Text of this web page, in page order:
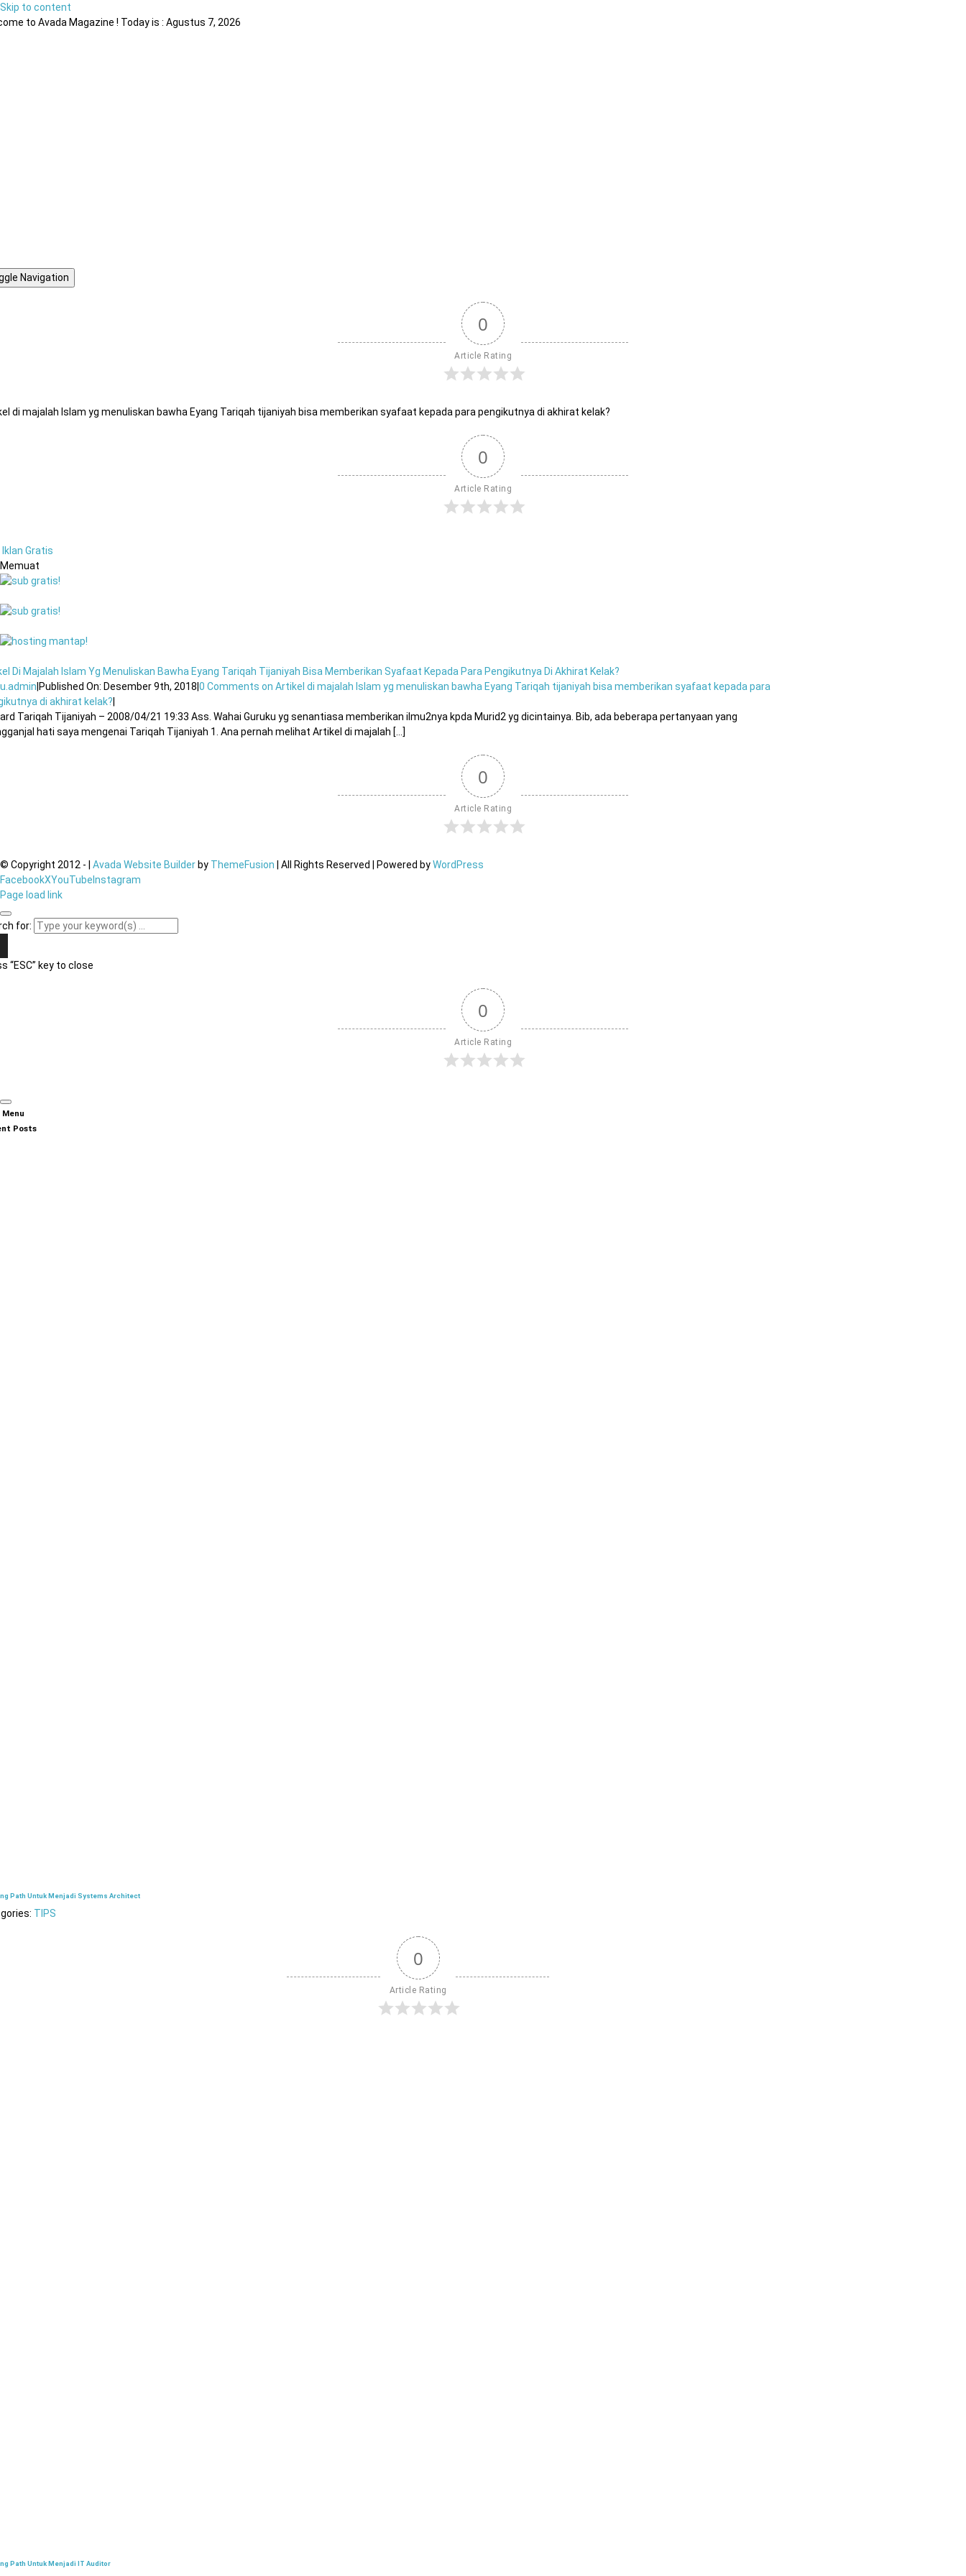
Skip to content
to Avada Magazine ! Today is : Agustus 7, 2026
Navigation
0
Article Rating
di majalah Islam yg menuliskan bawha Eyang Tariqah tijaniyah bisa memberikan syafaat kepada para pengikutnya di akhirat kelak?
0
Article Rating
Iklan Gratis
Memuat
Di Majalah Islam Yg Menuliskan Bawha Eyang Tariqah Tijaniyah Bisa Memberikan Syafaat Kepada Para Pengikutnya Di Akhirat Kelak?
Published On: Desember 9th, 2018 |0 Comments on Artikel di majalah Islam yg menuliskan bawha Eyang Tariqah tijaniyah bisa memberikan syafaat kepada para
di akhirat kelak?
Tariqah Tijaniyah – 2008/04/21 19:33 Ass. Wahai Guruku yg senantiasa memberikan ilmu2nya kpda Murid2 yg dicintainya. Bib, ada beberapa pertanyaan yang
hati saya mengenai Tariqah Tijaniyah 1. Ana pernah melihat Artikel di majalah [...]
0
Article Rating
© Copyright 2012 - Avada Website Builder by ThemeFusion | All Rights Reserved | Powered byWordPress
FacebookXYouTube Instagram
Page load link
for:
“ESC” key to close
0
Article Rating
Menu
Posts
Path Untuk Menjadi Systems Architect
TIPS
0
Article Rating
Path Untuk Menjadi IT Auditor